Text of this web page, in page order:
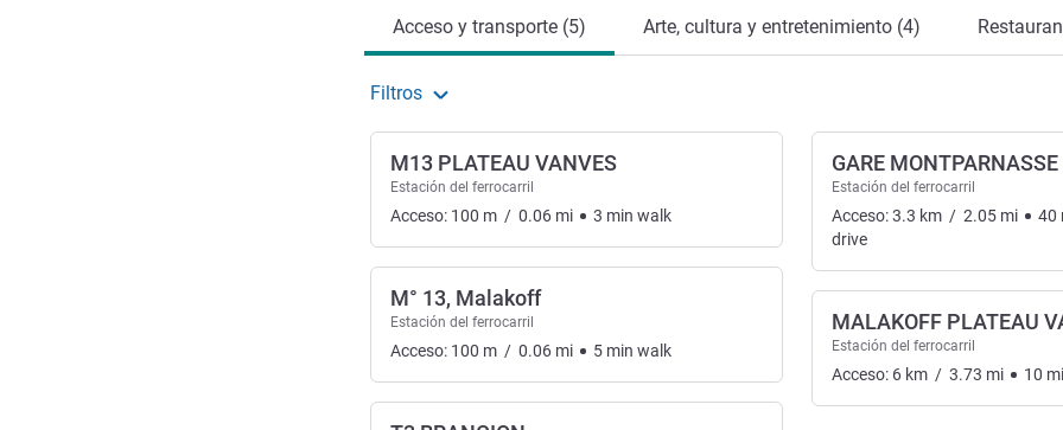
Acceso y transporte (5) Arte, cultura y entretenimiento (4)
Filtros
M13 PLATEAU VANVES
Estación del ferrocarril
Acceso: 100 m / 0.06 mi 3 min walk
M° 13, Malakoff
Estación del ferrocarril
Acceso: 100 m / 0.06 mi 5 min walk
GARE MONTPARNASSE
Estación del ferrocarril
Acceso:3.3 km / 2.05 mi 40
drive
MALAKOFF PLATEAU
Estación del ferrocarril
Acceso: 6 km / 3.73 mi 10